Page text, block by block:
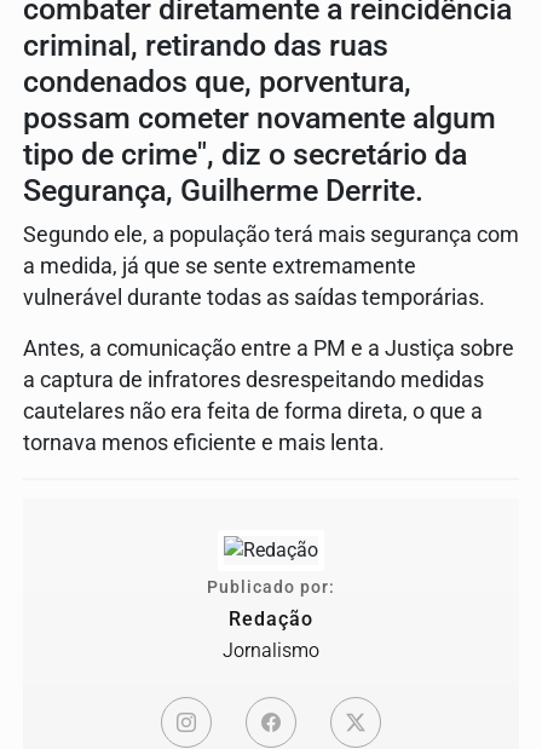
combater diretamente a reincidência
criminal, retirando das ruas
condenados que, porventura,
possam cometer novamente algum
tipo de crime", diz o secretário da
Segurança, Guilherme Derrite.
Segundo ele, a população terá mais segurança com
a medida, já que se sente extremamente
vulnerável durante todas as saídas temporárias.
Antes, a comunicação entre a PM e a Justiça sobre
a captura de infratores desrespeitando medidas
cautelares não era feita de forma direta, o que a
tornava menos eficiente e mais lenta.
Publicado por:
Redação
Jornalismo